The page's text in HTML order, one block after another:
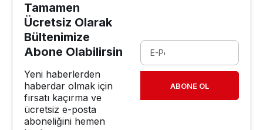
Tamamen
Ücretsiz Olarak
Bültenimize
Abone Olabilirsin
Yeni haberlerden
haberdar olmak için
fırsatı kaçırma ve
ücretsiz e-posta
aboneliğini hemen
ABONE OL